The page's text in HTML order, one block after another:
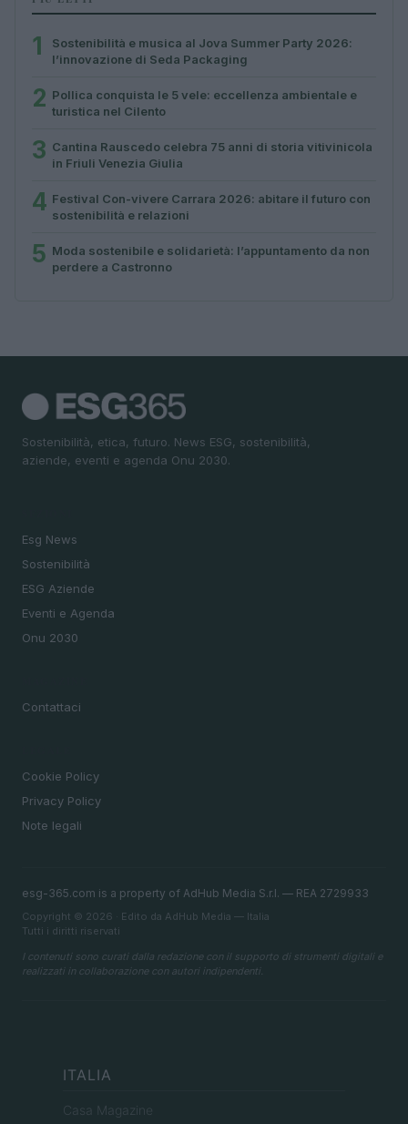
1
Sostenibilità e musica al Jova Summer Party 2026:
l’innovazione di Seda Packaging
2 Pollica conquista le 5 vele: eccellenza ambientale e
turistica nel Cilento
3 Cantina Rauscedo celebra 75 anni di storia vitivinicola
in Friuli Venezia Giulia
4 Festival Con-vivere Carrara 2026: abitare il futuro con
sostenibilità e relazioni
5 Moda sostenibile e solidarietà: l’appuntamento da non
perdere a Castronno
Sostenibilità, etica, futuro. News ESG, sostenibilità,
aziende, eventi e agenda Onu 2030.
Esg News
Sostenibilità
ESG Aziende
Eventi e Agenda
Onu 2030
Contattaci
Cookie Policy
Privacy Policy
Note legali
esg-365.com is a property of AdHub Media S.r.l. — REA 2729933
Copyright © 2026 · Edito da AdHub Media — Italia
Tutti i diritti riservati
I contenuti sono curati dalla redazione con il supporto di strumenti digitali e
realizzati in collaborazione con autori indipendenti.
ITALIA
Casa Magazine